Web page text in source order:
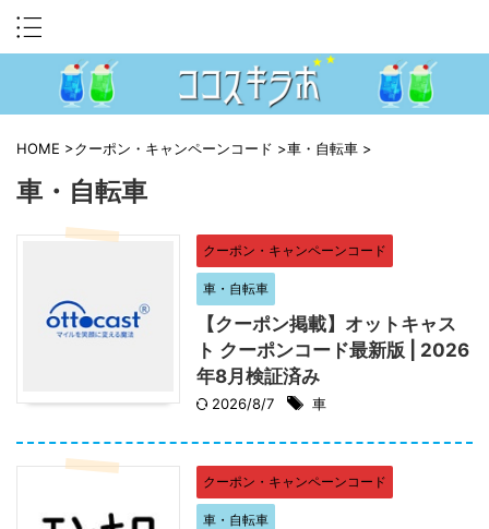
HOME >クーポン・キャンペーンコード >車・自転車 >
車・自転車
クーポン・キャンペーンコード
車・自転車
【クーポン掲載】オットキャス
ト クーポンコード最新版 | 2026
年8月検証済み
2026/8/7 車
クーポン・キャンペーンコード
車・自転車